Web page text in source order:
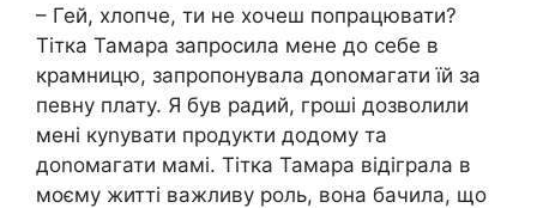
– Гей, хлопче, ти не хочеш попрацювати?
Тітка Тамара запросила мене до себе в
крамницю, запропонувала доnомагати їй за
певну плату. Я був радий, гроші дозволили
мені куnувати продукти додому та
доnомагати мамі. Тітка Тамара відіграла в
моєму житті важливу роль, вона бачила, що